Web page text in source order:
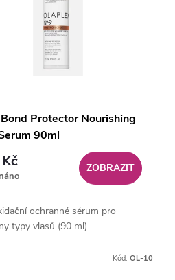
Protector Nourishing
90ml
ZOBRAZIT
ochranné sérum pro
typy vlasů (90 ml)
Kód:OL-10